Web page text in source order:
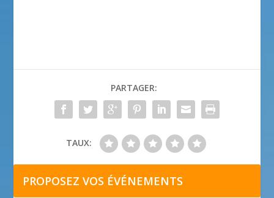
PARTAGER:
TAUX:
PROPOSEZ VOS ÉVÉNEMENTS